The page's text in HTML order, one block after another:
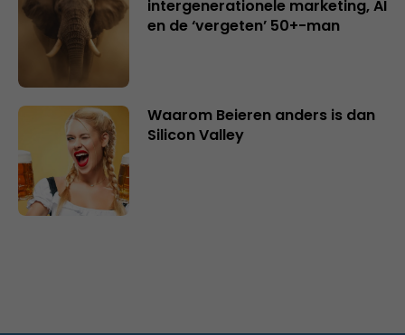
intergenerationele marketing, AI
en de ‘vergeten’ 50+-man
Waarom Beieren anders is dan
Silicon Valley